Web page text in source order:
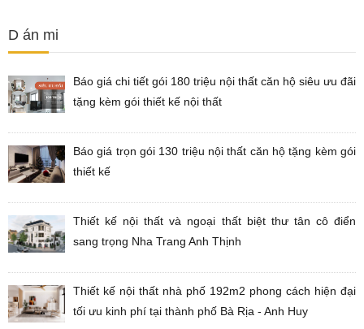
D án mi
Báo giá chi tiết gói 180 triệu nội thất căn hộ siêu ưu đãi
tặng kèm gói thiết kế nội thất
Báo giá trọn gói 130 triệu nội thất căn hộ tặng kèm gói
thiết kế
Thiết kế nội thất và ngoại thất biệt thư tân cô điển
sang trọng Nha Trang Anh Thịnh
Thiết kế nội thất nhà phố 192m2 phong cách hiện đại
tối ưu kinh phí tại thành phố Bà Rịa - Anh Huy